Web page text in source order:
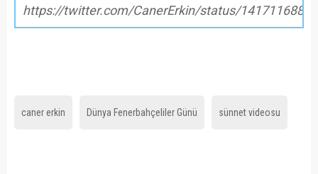
https://twitter.com/CanerErkin/status/
caner erkin Dünya Fenerbahçeliler Günü sünnet videosu